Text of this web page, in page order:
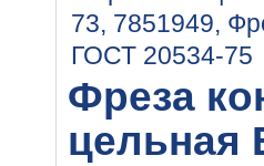
Фреза
цельная